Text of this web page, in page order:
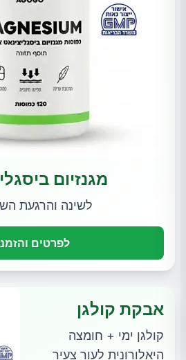
מגנזיום
לשינה והרגעת
לפרטים
אבקת קולגן
קולגן ימי + חומצה
היאלורונית לעור צעיר